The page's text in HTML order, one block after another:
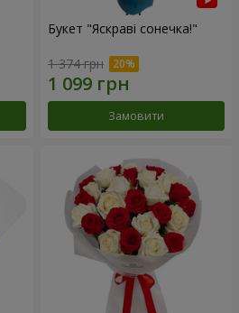
Букет "Яскраві сонечка!"
1 374 грн
Замовити